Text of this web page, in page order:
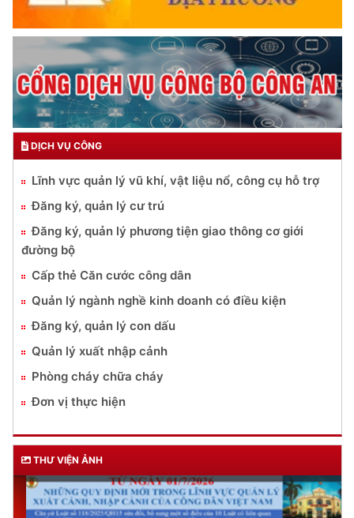
DỊCH VỤ CÔNG
Lĩnh vực quản lý vũ khí, vật liệu nổ, công cụ hỗ trợ
Đăng ký, quản lý cư trú
Đăng ký, quản lý phương tiện giao thông cơ giới
đường bộ
Cấp thẻ Căn cước công dân
Quản lý ngành nghề kinh doanh có điều kiện
Đăng ký, quản lý con dấu
Quản lý xuất nhập cảnh
Phòng cháy chữa cháy
Đơn vị thực hiện
THƯ VIỆN ẢNH